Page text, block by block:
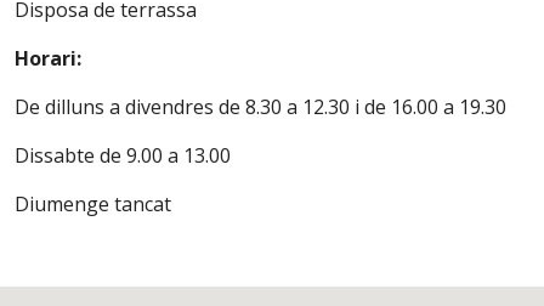
Disposa de terrassa
Horari:
De dilluns a divendres de 8.30 a 12.30 i de 16.00 a 19.30
Dissabte de 9.00 a 13.00
Diumenge tancat